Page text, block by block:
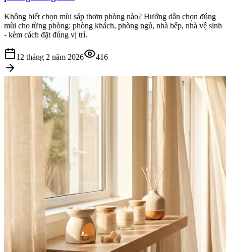
Không biết chọn mùi sáp thơm phòng nào? Hướng dẫn chọn đúng
mùi cho từng phòng: phòng khách, phòng ngủ, nhà bếp, nhà vệ sinh
- kèm cách đặt đúng vị trí.
12 tháng 2 năm 2026 416